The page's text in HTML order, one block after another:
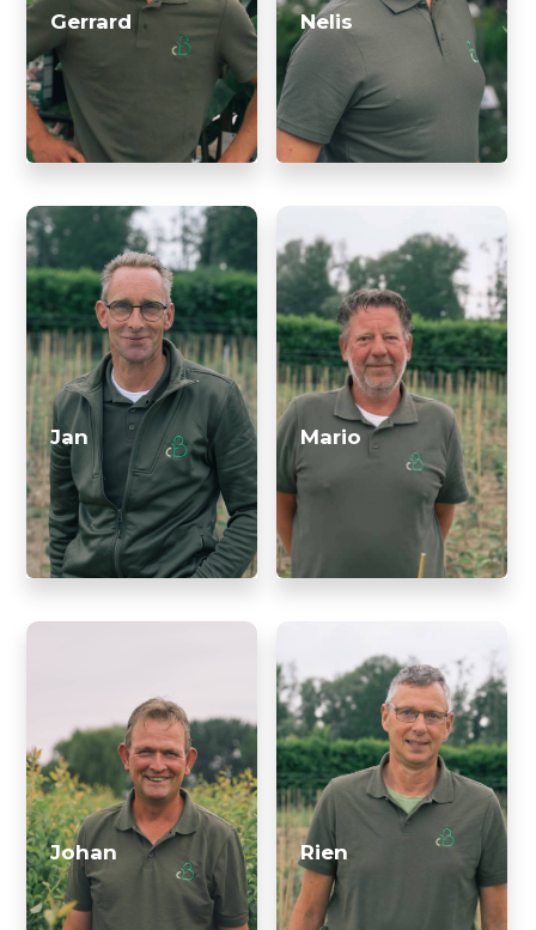
Gerrard Nelis
Jan Mario
Johan Rien